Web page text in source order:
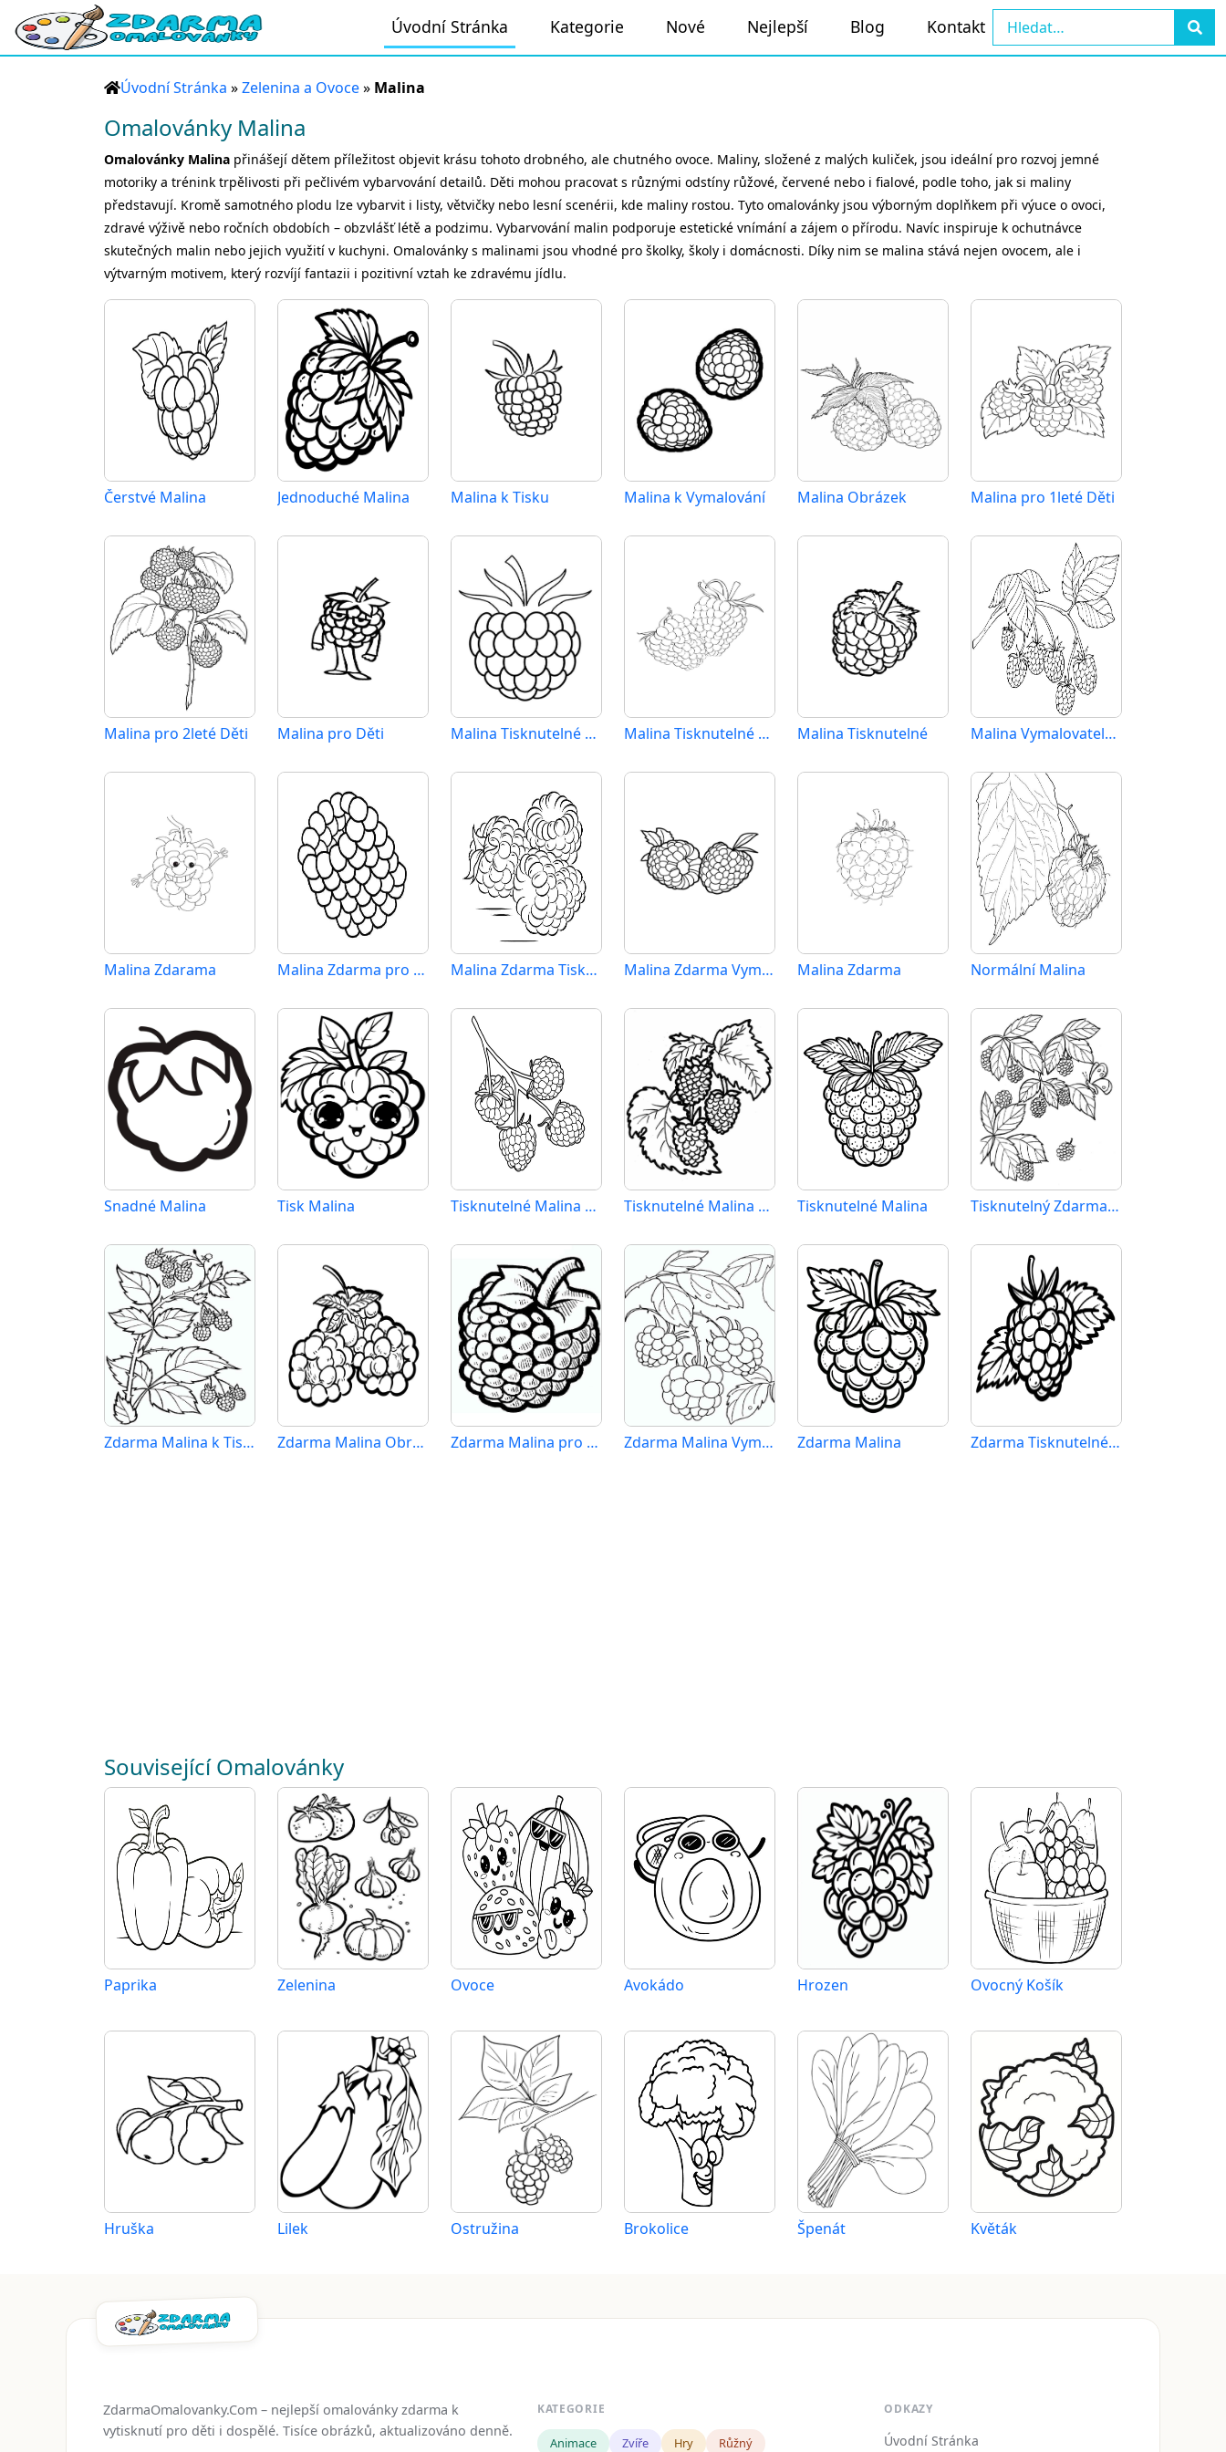
Úvodní Stránka Kategorie Nové Nejlepší Blog Kontakt
Úvodní Stránka »Zelenina a Ovoce» Malina
Omalovánky Malina
Omalovánky Malina přinášejí dětem příležitost objevit krásu tohoto drobného, ale chutného ovoce. Maliny, složené z malých kuliček, jsou ideální pro rozvoj jemné
motoriky a trénink trpělivosti při pečlivém vybarvování detailů. Děti mohou pracovat s různými odstíny růžové, červené nebo i fialové, podle toho, jak si maliny
představují. Kromě samotného plodu lze vybarvit i listy, větvičky nebo lesní scenérii, kde maliny rostou. Tyto omalovánky jsou výborným doplňkem při výuce o ovoci,
zdravé výživě nebo ročních obdobích – obzvlášť létě a podzimu. Vybarvování malin podporuje estetické vnímání a zájem o přírodu. Navíc inspiruje k ochutnávce
skutečných malin nebo jejich využití v kuchyni. Omalovánky s malinami jsou vhodné pro školky, školy i domácnosti. Díky nim se malina stává nejen ovocem, ale i
výtvarným motivem, který rozvíjí fantazii i pozitivní vztah ke zdravému jídlu.
Čerstvé Malina Jednoduché Malina Malina k Tisku Malina k Vymalování Malina Obrázek Malina pro 1leté Děti
Malina pro 2leté Děti Malina pro Děti Malina Tisknutelné pro Děti Malina Tisknutelné Zdarma Malina Tisknutelné Malina Vymalovatelné pro Děti
Malina Zdarama Malina Zdarma pro Děti Malina Zdarma Tisknutelné Malina Zdarma Vymalovatelné Obrázek Malina Zdarma Normální Malina
Snadné Malina Tisk Malina Tisknutelné Malina Obrázek pro Děti Tisknutelné Malina Obrázek Tisknutelné Malina Tisknutelný Zdarma Malina
Zdarma Malina k Tisku pro Děti Zdarma Malina Obrázek Zdarma Malina pro Malé Děti Zdarma Malina Vymalovatelné Zdarma Malina Zdarma Tisknutelné Malina
Související Omalovánky
Paprika Zelenina Ovoce Avokádo Hrozen Ovocný Košík
Hruška Lilek Ostružina Brokolice Špenát Květák
ZdarmaOmalovanky.Com – nejlepší omalovánky zdarma k
vytisknutí pro děti i dospělé. Tisíce obrázků, aktualizováno denně.
KATEGORIE
Animace Zvíře Hry Růžný
ODKAZY
Úvodní Stránka